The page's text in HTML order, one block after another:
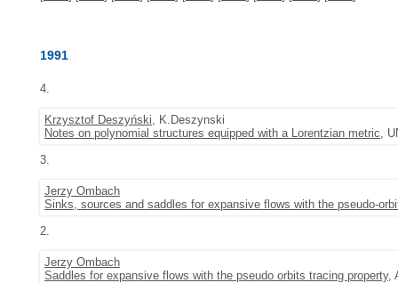
1991
4.
Krzysztof Deszyński, K.Deszynski
Notes on polynomial structures equipped with a Lorentzian metric,
3.
Jerzy Ombach
Sinks, sources and saddles for expansive flows with the pseudo-
2.
Jerzy Ombach
Saddles for expansive flows with the pseudo orbits tracing property,